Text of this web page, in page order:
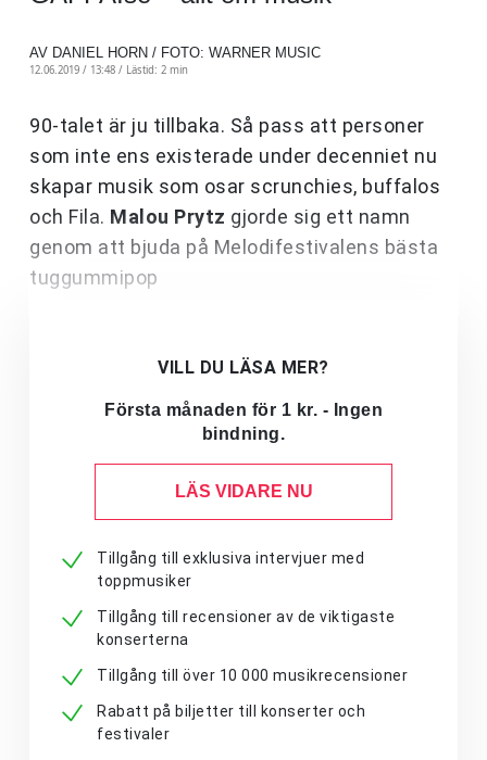
AV DANIEL HORN / FOTO: WARNER MUSIC
12.06.2019 / 13:48 / Lästid: 2 min
90-talet är ju tillbaka. Så pass att personer
som inte ens existerade under decenniet nu
skapar musik som osar scrunchies, buffalos
och Fila. Malou Prytz gjorde sig ett namn
genom att bjuda på Melodifestivalens bästa
tuggummipop
VILL DU LÄSA MER?
Första månaden för 1 kr. - Ingen
bindning.
LÄS VIDARE NU
Tillgång till exklusiva intervjuer med
toppmusiker
Tillgång till recensioner av de viktigaste
konserterna
Tillgång till över 10 000 musikrecensioner
Rabatt på biljetter till konserter och
festivaler